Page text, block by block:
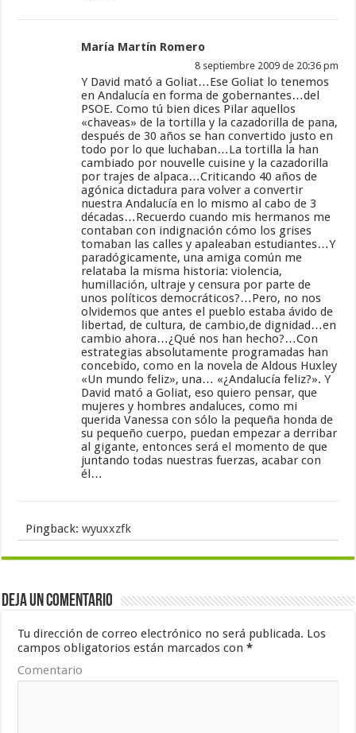
María Martín Romero
8 septiembre 2009 de 20:36 pm
Y David mató a Goliat…Ese Goliat lo tenemos
en Andalucía en forma de gobernantes…del
PSOE. Como tú bien dices Pilar aquellos
«chaveas» de la tortilla y la cazadorilla de pana,
después de 30 años se han convertido justo en
todo por lo que luchaban…La tortilla la han
cambiado por nouvelle cuisine y la cazadorilla
por trajes de alpaca…Criticando 40 años de
agónica dictadura para volver a convertir
nuestra Andalucía en lo mismo al cabo de 3
décadas…Recuerdo cuando mis hermanos me
contaban con indignación cómo los grises
tomaban las calles y apaleaban estudiantes…Y
paradógicamente, una amiga común me
relataba la misma historia: violencia,
humillación, ultraje y censura por parte de
unos políticos democráticos?…Pero, no nos
olvidemos que antes el pueblo estaba ávido de
libertad, de cultura, de cambio,de dignidad…en
cambio ahora…¿Qué nos han hecho?…Con
estrategias absolutamente programadas han
concebido, como en la novela de Aldous Huxley
«Un mundo feliz», una… «¿Andalucía feliz?». Y
David mató a Goliat, eso quiero pensar, que
mujeres y hombres andaluces, como mi
querida Vanessa con sólo la pequeña honda de
su pequeño cuerpo, puedan empezar a derribar
al gigante, entonces será el momento de que
juntando todas nuestras fuerzas, acabar con
él…
Pingback:wyuxxzfk
Deja un comentario
Tu dirección de correo electrónico no será publicada. Los
campos obligatorios están marcados con*
Comentario